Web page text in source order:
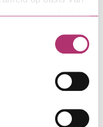
over cookies in